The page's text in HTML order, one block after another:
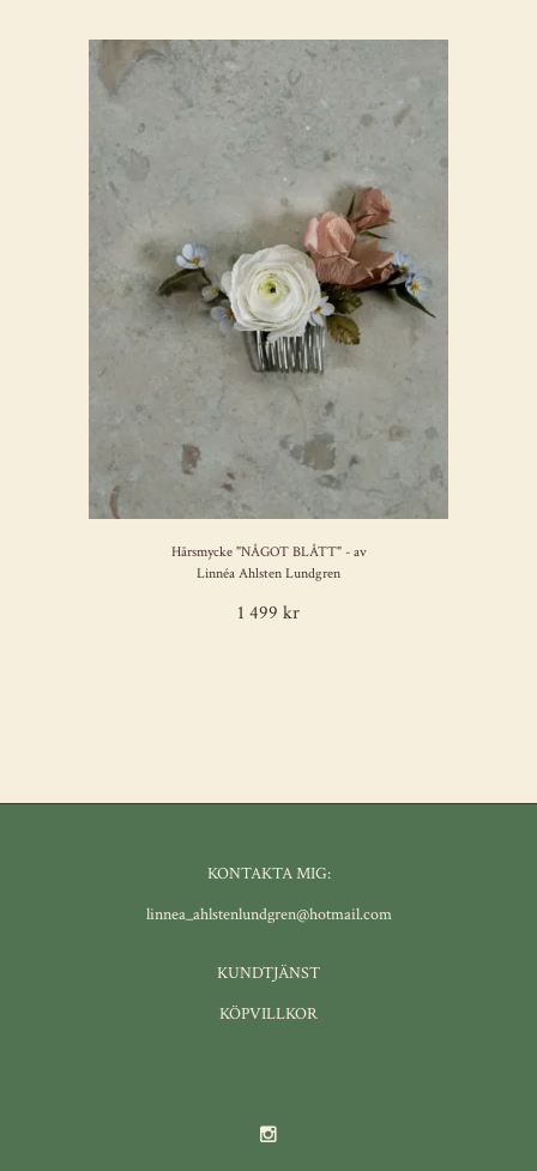
Hårsmycke "NÅGOT BLÅTT" - av
Linnéa Ahlsten Lundgren
1 499 kr
KONTAKTA MIG:
linnea_ahlstenlundgren@hotmail.com
KUNDTJÄNST
KÖPVILLKOR